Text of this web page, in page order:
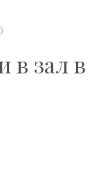
в зал в